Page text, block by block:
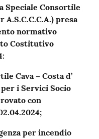
Consortile
A.S.C.C.C.A.) presa
normativo
Costitutivo
Cava – Costa d’
i Servici Socio
con
per incendio